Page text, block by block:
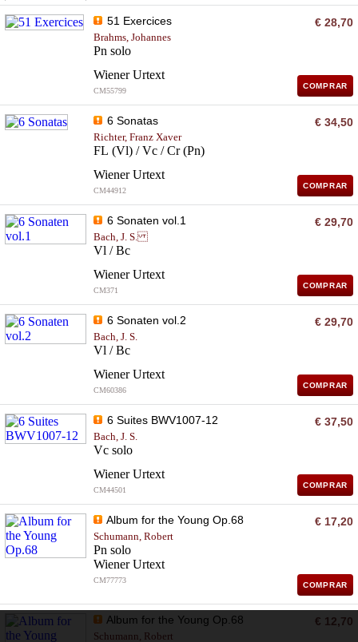
51 Exercices
Brahms, Johannes
Pn solo
Wiener Urtext
CM55799
€ 28,70
COMPRAR
6 Sonatas
Richter, Franz Xaver
FL (Vl) / Vc / Cr (Pn)
Wiener Urtext
CM44912
€ 34,50
COMPRAR
6 Sonaten vol.1
Bach, J. S.
Vl / Bc
Wiener Urtext
CM371
€ 29,70
COMPRAR
6 Sonaten vol.2
Bach, J. S.
Vl / Bc
Wiener Urtext
CM60386
€ 29,70
COMPRAR
6 Suites BWV1007-12
Bach, J. S.
Vc solo
Wiener Urtext
CM44501
€ 37,50
COMPRAR
Album for the Young Op.68
Schumann, Robert
Pn solo
Wiener Urtext
CM77773
€ 17,20
COMPRAR
Album for the Young Op.68
Schumann, Robert
€ 12,70